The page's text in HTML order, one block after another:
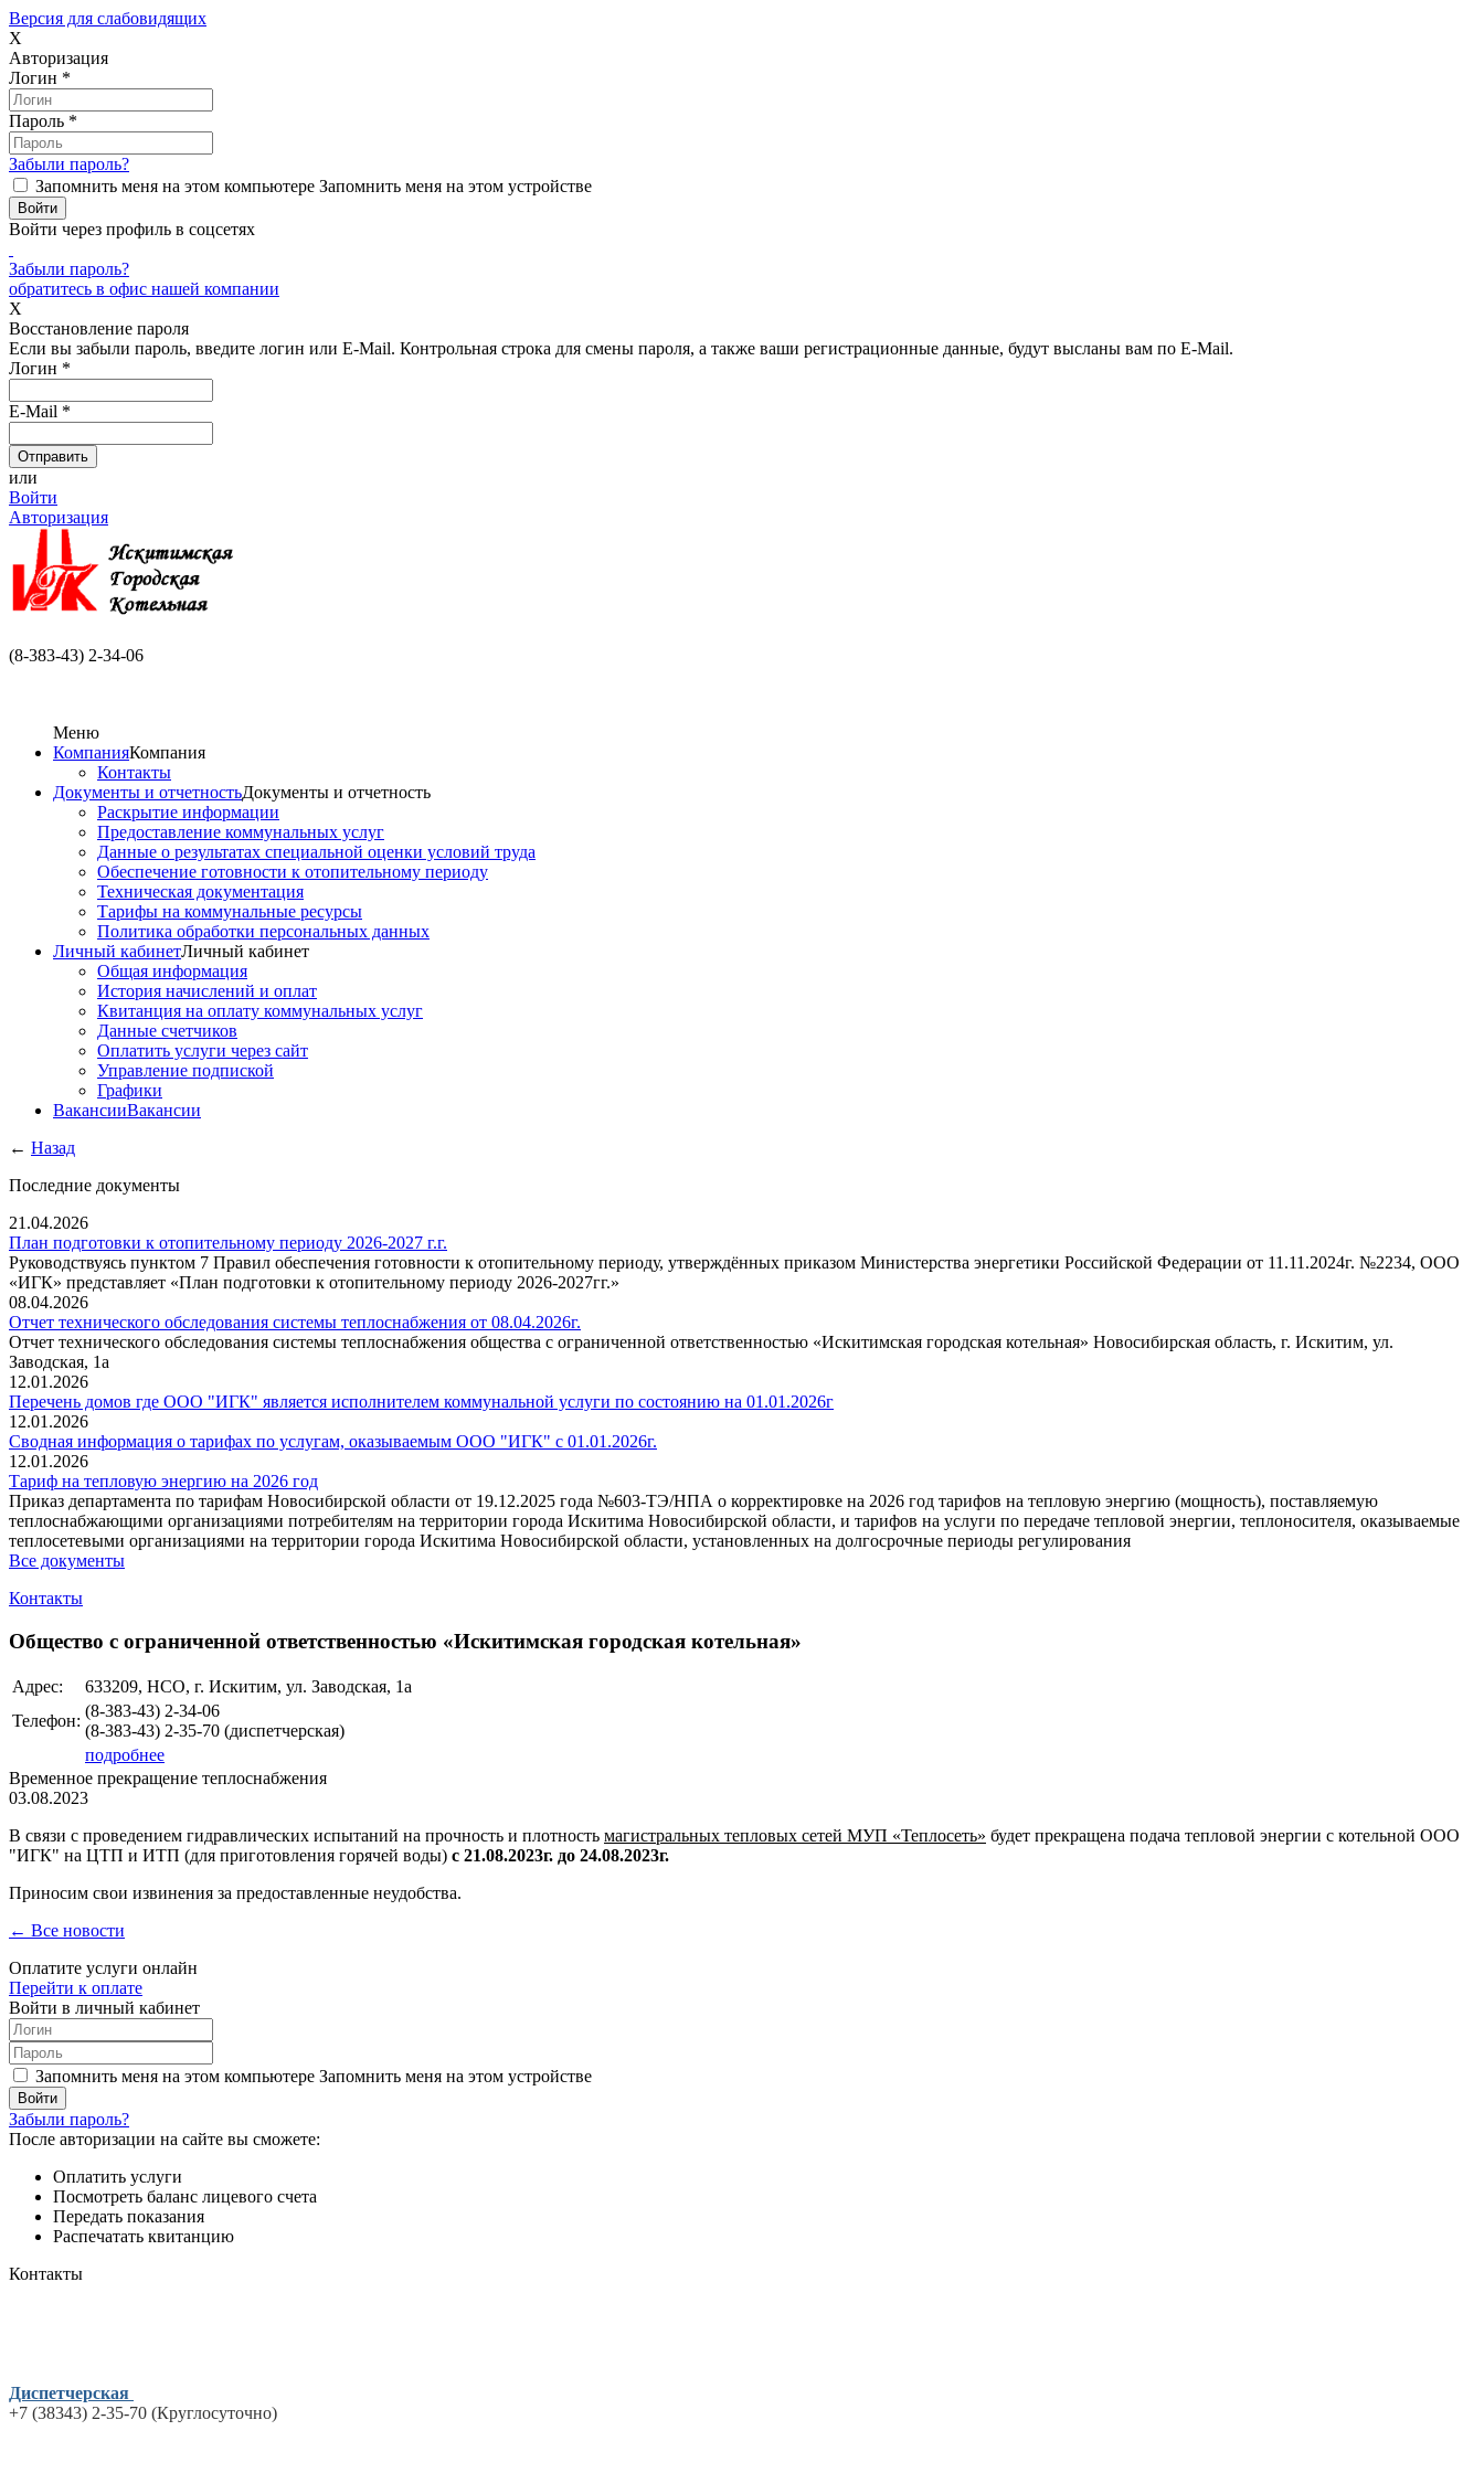
Версия для слабовидящих
X
Авторизация
Логин *
Пароль *
Забыли пароль?
Запомнить меня на этом компьютере Запомнить меня на этом устройстве
Войти через профиль в соцсетях
Забыли пароль?
обратитесь в офис нашей компании
X
Восстановление пароля
Если вы забыли пароль, введите логин или E-Mail. Контрольная строка для смены пароля, а также ваши регистрационные данные, будут высланы вам по E-Mail.
Логин *
E-Mail *
или
Войти
Авторизация
(8-383-43) 2-34-06
Меню
КомпанияКомпания
Контакты
Документы и отчетностьДокументы и отчетность
Раскрытие информации
Предоставление коммунальных услуг
Данные о результатах специальной оценки условий труда
Обеспечение готовности к отопительному периоду
Техническая документация
Тарифы на коммунальные ресурсы
Политика обработки персональных данных
Личный кабинетЛичный кабинет
Общая информация
История начислений и оплат
Квитанция на оплату коммунальных услуг
Данные счетчиков
Оплатить услуги через сайт
Управление подпиской
Графики
ВакансииВакансии
← Назад
Последние документы
21.04.2026
План подготовки к отопительному периоду 2026-2027 г.г.
Руководствуясь пунктом 7 Правил обеспечения готовности к отопительному периоду, утверждённых приказом Министерства энергетики Российской Федерации от 11.11.2024г. №2234, ООО
«ИГК» представляет «План подготовки к отопительному периоду 2026-2027гг.»
08.04.2026
Отчет технического обследования системы теплоснабжения от 08.04.2026г.
Отчет технического обследования системы теплоснабжения общества с ограниченной ответственностью «Искитимская городская котельная» Новосибирская область, г. Искитим, ул.
Заводская, 1а
12.01.2026
Перечень домов где ООО "ИГК" является исполнителем коммунальной услуги по состоянию на 01.01.2026г
12.01.2026
Сводная информация о тарифах по услугам, оказываемым ООО "ИГК" с 01.01.2026г.
12.01.2026
Тариф на тепловую энергию на 2026 год
Приказ департамента по тарифам Новосибирской области от 19.12.2025 года №603-ТЭ/НПА о корректировке на 2026 год тарифов на тепловую энергию (мощность), поставляемую
теплоснабжающими организациями потребителям на территории города Искитима Новосибирской области, и тарифов на услуги по передаче тепловой энергии, теплоносителя, оказываемые
теплосетевыми организациями на территории города Искитима Новосибирской области, установленных на долгосрочные периоды регулирования
Все документы
Контакты
Общество с ограниченной ответственностью «Искитимская городская котельная»
Адрес:
633209, НСО, г. Искитим, ул. Заводская, 1а
Телефон:
(8-383-43) 2-34-06
(8-383-43) 2-35-70 (диспетчерская)
подробнее
Временное прекращение теплоснабжения
03.08.2023
В связи с проведением гидравлических испытаний на прочность и плотность магистральных тепловых сетей МУП «Теплосеть» будет прекращена подача тепловой энергии с котельной ООО
"ИГК" на ЦТП и ИТП (для приготовления горячей воды) с 21.08.2023г. до 24.08.2023г.
Приносим свои извинения за предоставленные неудобства.
← Все новости
Оплатите услуги онлайн
Перейти к оплате
Войти в личный кабинет
Запомнить меня на этом компьютере Запомнить меня на этом устройстве
Забыли пароль?
После авторизации на сайте вы сможете:
Оплатить услуги
Посмотреть баланс лицевого счета
Передать показания
Распечатать квитанцию
Контакты
Диспетчерская
+7 (38343) 2-35-70 (Круглосуточно)